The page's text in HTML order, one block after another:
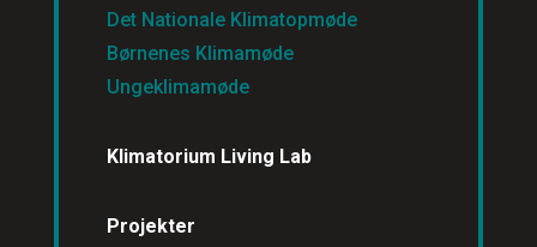
Det Nationale Klimatopmøde
Børnenes Klimamøde
Ungeklimamøde
Klimatorium Living Lab
Projekter